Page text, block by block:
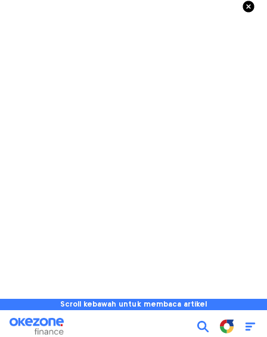
Scroll kebawah untuk membaca artikel